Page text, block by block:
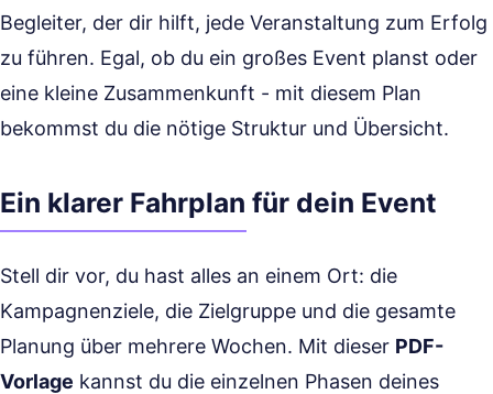
Begleiter, der dir hilft, jede Veranstaltung zum Erfolg
zu führen. Egal, ob du ein großes Event planst oder
eine kleine Zusammenkunft - mit diesem Plan
bekommst du die nötige Struktur und Übersicht.
Ein klarer Fahrplan für dein Event
Stell dir vor, du hast alles an einem Ort: die
Kampagnenziele, die Zielgruppe und die gesamte
Planung über mehrere Wochen. Mit dieser PDF-
Vorlage kannst du die einzelnen Phasen deines